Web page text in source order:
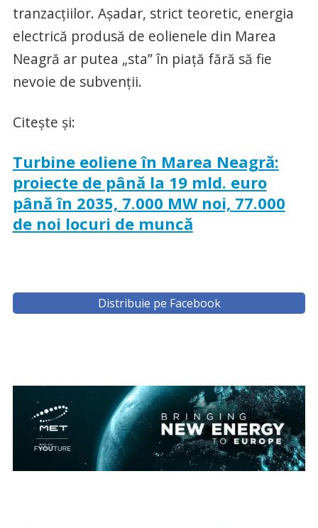
tranzacțiilor. Așadar, strict teoretic, energia
electrică produsă de eolienele din Marea
Neagră ar putea „sta” în piață fără să fie
nevoie de subvenții.
Citește și:
Turbine eoliene în Marea Neagră:
proiecte de până la 19 mld. euro
până în 2035, 7.000 MW noi, 77.000
de noi locuri de muncă
Distribuie pe Facebook